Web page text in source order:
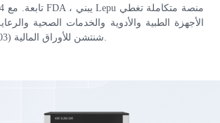
الأجهزة الطبية والأدوية والخدمات الصحية
شنتشن للأوراق المالية (300003) وبورصة سويسرية في عامي 2009 و 2022 على التوالي.